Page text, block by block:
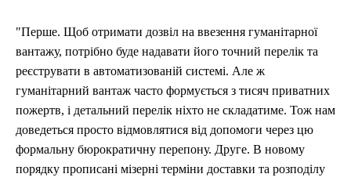
"Перше. Щоб отримати дозвіл на ввезення гуманітарної
вантажу, потрібно буде надавати його точний перелік та
реєструвати в автоматизованій системі. Але ж
гуманітарний вантаж часто формується з тисяч приватних
пожертв, і детальний перелік ніхто не складатиме. Тож нам
доведеться просто відмовлятися від допомоги через цю
формальну бюрократичну перепону. Друге. В новому
порядку прописані мізерні терміни доставки та розподілу